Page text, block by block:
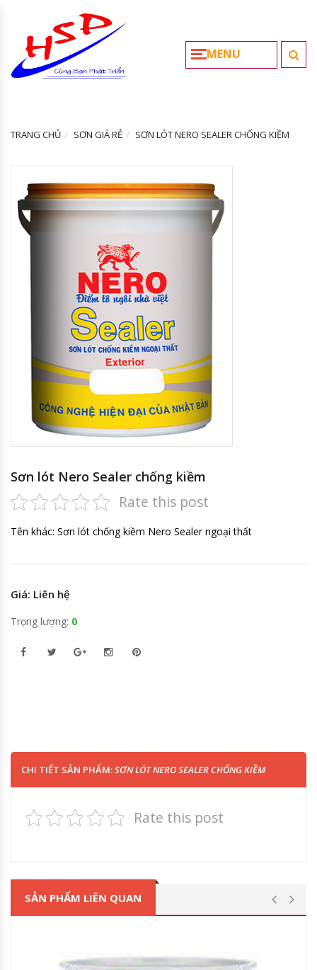
MENU
TRANG CHỦ SƠN GIÁ RẺ SƠN LÓT NERO SEALER CHỐNG KIỀM
Sơn lót Nero Sealer chống kiềm
Rate this post
Tên khác: Sơn lót chống kiềm Nero Sealer ngoại thất
Giá: Liên hệ
Trọng lượng: 0
CHI TIẾT SẢN PHẨM:SƠN LÓT NERO SEALER CHỐNG KIỀM
Rate this post
SẢN PHẨM LIÊN QUAN